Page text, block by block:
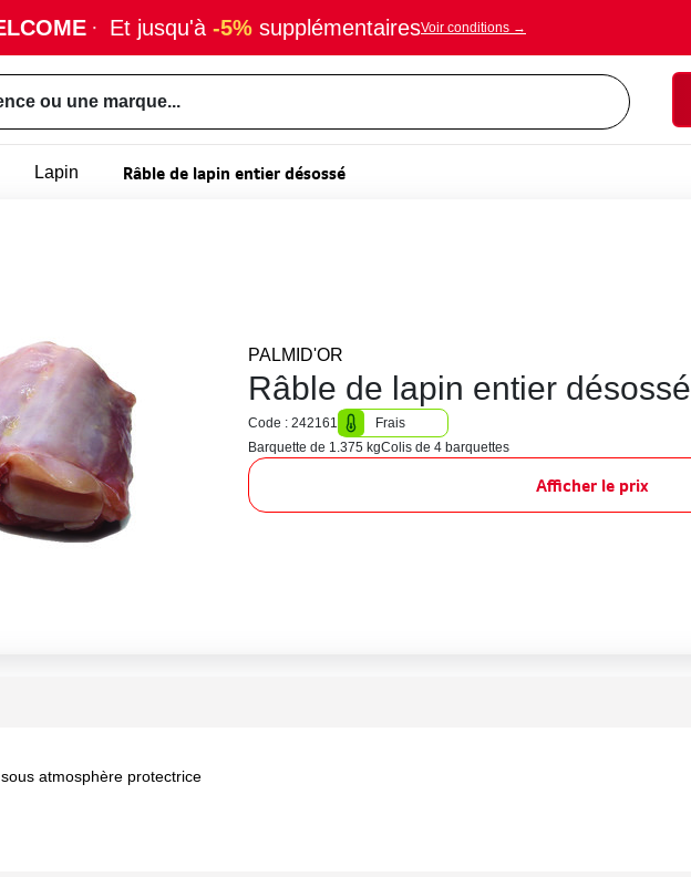
· Et jusqu'à -5% supplémentairesVoir conditions →
ou une marque...
Lapin Râble de lapin entier désossé
PALMID'OR
Râble de lapin entier désossé
Code : 242161
Frais
Barquette de 1.375 kgColis de 4 barquettes
Afficher le prix
atmosphère protectrice